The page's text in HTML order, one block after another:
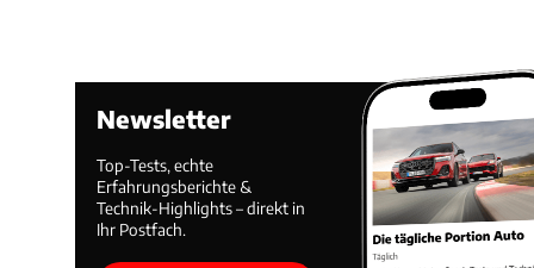
Newsletter
Top-Tests, echte
Erfahrungsberichte &
Technik-Highlights – direkt in
Ihr Postfach.